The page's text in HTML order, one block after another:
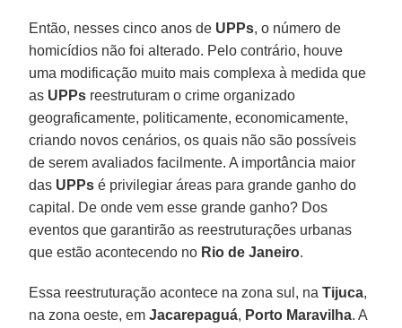
Então, nesses cinco anos de UPPs, o número de
homicídios não foi alterado. Pelo contrário, houve
uma modificação muito mais complexa à medida que
as UPPs reestruturam o crime organizado
geograficamente, politicamente, economicamente,
criando novos cenários, os quais não são possíveis
de serem avaliados facilmente. A importância maior
das UPPs é privilegiar áreas para grande ganho do
capital. De onde vem esse grande ganho? Dos
eventos que garantirão as reestruturações urbanas
que estão acontecendo no Rio de Janeiro.
Essa reestruturação acontece na zona sul, naTijuca,
na zona oeste, emJacarepaguá, Porto Maravilha. A